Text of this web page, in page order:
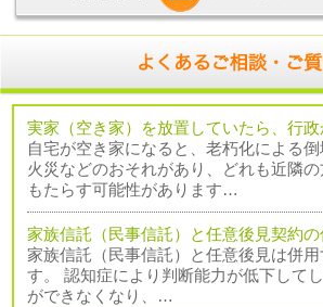
実家（空き家）を放置していたら、行
自宅が空き家になると、老朽化による
火災などのおそれがあり、どれも近隣
もたらす可能性があります…
家族信託（民事信託）と任意後見契約
家族信託（民事信託）と任意後見は併
す。 認知症により判断能力が低下して
ができなくなり、…